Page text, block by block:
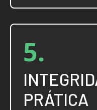
5.
PRÁTICA